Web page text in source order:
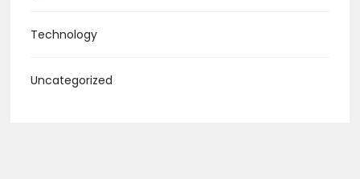
Technology
Uncategorized